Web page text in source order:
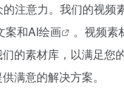
的注意力。我们的视频
案和AI绘画
。视频素
的素材库，以满足您
满意的解决方案。